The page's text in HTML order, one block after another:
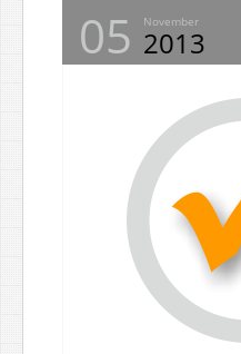
05 November
2013